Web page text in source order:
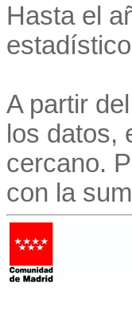
Hasta el
A partir
los datos,
cercano.
con la